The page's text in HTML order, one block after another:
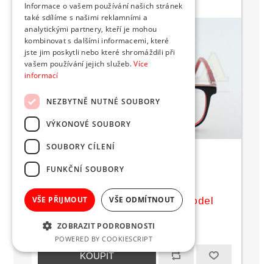
obroučky na dioptrické brýle model
SWAA103 01
2 390 Kč s DPH
Informace o vašem používání našich stránek
také sdílíme s našimi reklamními a
analytickými partnery, kteří je mohou
kombinovat s dalšími informacemi, které
jste jim poskytli nebo které shromáždili při
vašem používání jejich služeb.Více
informací
NEZBYTNĚ NUTNÉ SOUBORY
VÝKONOVÉ SOUBORY
SOUBORY CÍLENÍ
FUNKČNÍ SOUBORY
VŠE PŘIJMOUT VŠE ODMÍTNOUT
ZOBRAZIT PODROBNOSTI
POWERED BY COOKIESCRIPT